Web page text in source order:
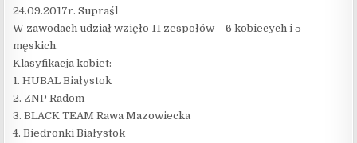
24.09.2017r. Supraśl
W zawodach udział wzięło 11 zespołów – 6 kobiecych i 5
męskich.
Klasyfikacja kobiet:
1. HUBAL Białystok
2. ZNP Radom
3. BLACK TEAM Rawa Mazowiecka
4. Biedronki Białystok